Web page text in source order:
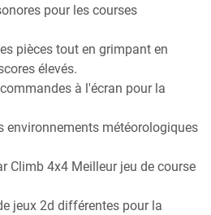
pour les courses
pièces tout en grimpant en
élevés.
à l'écran pour la
météorologiques
Climb 4x4 Meilleur jeu de course
jeux 2d différentes pour la